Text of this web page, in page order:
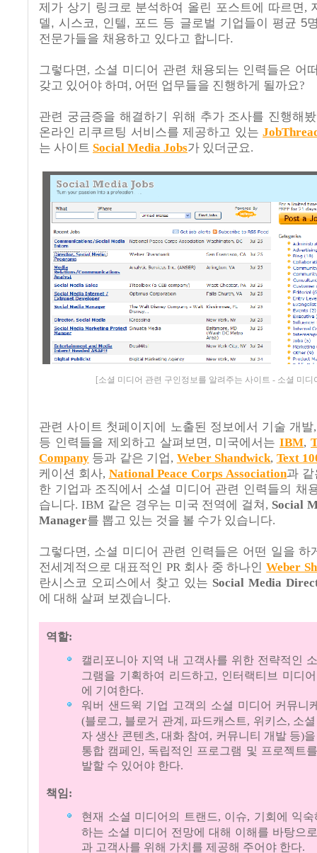
제가 상기 링크로 분석하여 올린 포스트에 따르면,
델, 시스코, 인텔, 포드 등 글로벌 기업들이 평균 5
전문가들을 채용하고 있다고 합니다.
그렇다면, 소셜 미디어 관련 채용되는 인력들은 어
갖고 있어야 하며, 어떤 업무들을 진행하게 될까요?
관련 궁금증을 해결하기 위해 추가 조사를 진행해
온라인 리쿠르팅 서비스를 제공하고 있는
는 사이트 Social Media Jobs가 있더군요.
[소셜 미디어 관련 구인정보를 알려주는 사이트 - 소셜 미디
관련 사이트 첫페이지에 노출된 정보에서 기술 개
등 인력들을 제외하고 살펴보면, 미국에서는 IBM,
Company 등과 같은 기업, Weber Shandwick, Text
케이션 회사, National Peace Corps Association과
한 기업과 조직에서 소셜 미디어 관련 인력들의 채
습니다. IBM 같은 경우는 미국 전역에 걸쳐, Social
Manager를 뽑고 있는 것을 볼 수가 있습니다.
그렇다면, 소셜 미디어 관련 인력들은 어떤 일을 하
전세계적으로 대표적인 PR 회사 중 하나인Weber
란시스코 오피스에서 찾고 있는 Social Media
에 대해 살펴 보겠습니다.
역할:
캘리포니아 지역 내 고객사를 위한 전략적인
그램을 기획하여 리드하고, 인터랙티브 미디
에 기여한다.
워버 샌드윅 기업 고객의 소셜 미디어 커뮤니
(블로그, 블로거 관계, 파드캐스트, 위키스, 소
자 생산 콘텐츠, 대화 참여, 커뮤니티 개발 등)
통합 캠페인, 독립적인 프로그램 및 프로젝트
발할 수 있어야 한다.
책임:
현재 소셜 미디어의 트랜드, 이슈, 기회에 익
하는 소셜 미디어 전망에 대해 이해를 바탕으
과 고객사를 위해 가치를 제공해 주어야 한다.